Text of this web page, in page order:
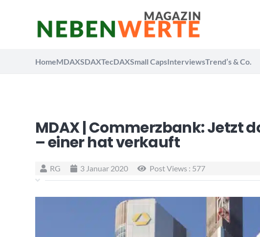
HomeMDAXSDAXTecDAXSmall CapsInterviewsTrend’s & Co.
MDAX | Commerzbank: Jetzt
– einer hat verkauft
RG 3 Januar 2020 Post Views : 577